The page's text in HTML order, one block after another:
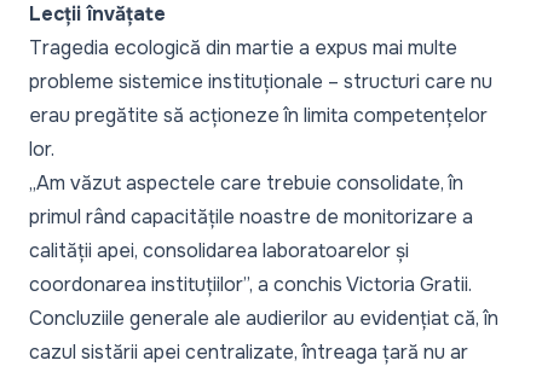
Lecții învățate
Tragedia ecologică din martie a expus mai multe
probleme sistemice instituționale – structuri care nu
erau pregătite să acționeze în limita competențelor
lor.
„Am văzut aspectele care trebuie consolidate, în
primul rând capacitățile noastre de monitorizare a
calității apei, consolidarea laboratoarelor și
coordonarea instituțiilor”, a conchis Victoria Gratii.
Concluziile generale ale audierilor au evidențiat că, în
cazul sistării apei centralizate, întreaga țară nu ar